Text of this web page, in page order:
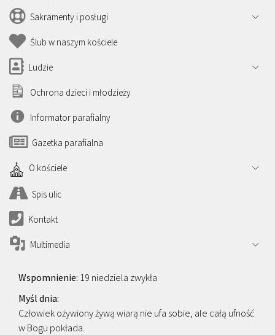
Sakramenty i posługi
Ślub w naszym kościele
Ludzie
Ochrona dzieci i młodzieży
Informator parafialny
Gazetka parafialna
O kościele
Spis ulic
Kontakt
Multimedia
19 niedziela zwykła
Człowiek ożywiony żywą wiarą nie ufa sobie, ale całą ufność
w Bogu pokłada.